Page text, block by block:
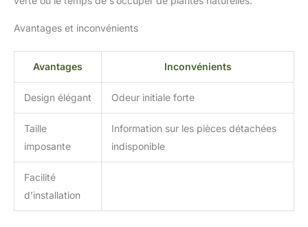
Avantages et inconvénients
Avantages Inconvénients
Design élégant Odeur initiale forte
Taille
imposante
Information sur les pièces détachées
indisponible
Facilité
d’installation